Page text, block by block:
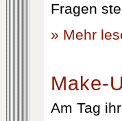
Fragen
» Mehr
Make-
Am Tag